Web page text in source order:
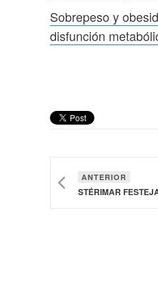
Sobrepeso y
disfunción
ANTERIOR
STÉRIMAR